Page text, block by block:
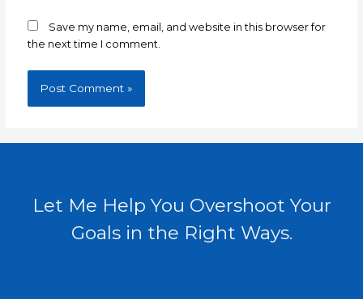
Save my name, email, and website in this browser for
the next time I comment.
Let Me Help You Overshoot Your
Goals in the Right Ways.